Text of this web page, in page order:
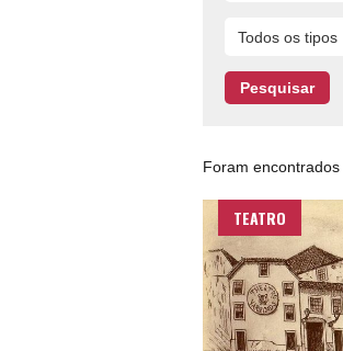
Foram encontrados
TEATRO